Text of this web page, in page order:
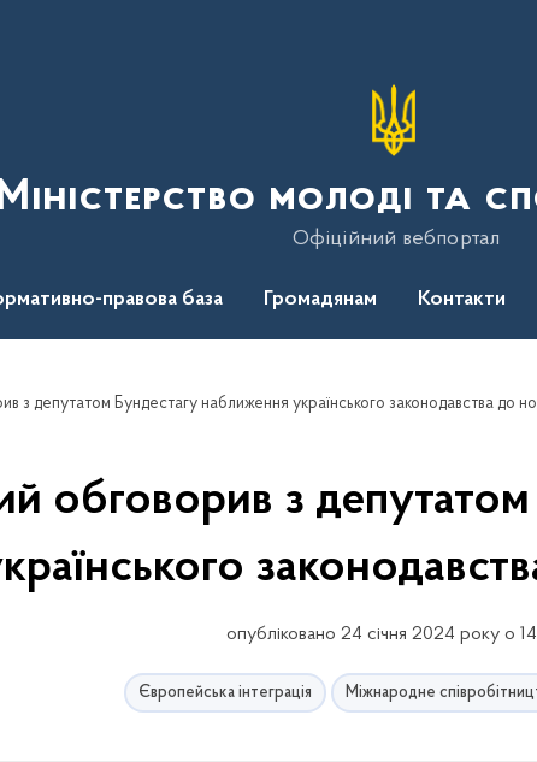
молоді та
Офіційний вебпортал
правова база Громадянам Контакти
з депутатом Бундестагу наближення українського законодавства до
обговорив з
опубліковано 24 січня 2024 року о
Європейська інтеграція Міжнародне